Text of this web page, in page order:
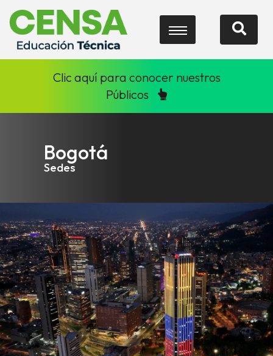
Clic aquí para conocer nuestros
Públicos
Bogotá
Sedes